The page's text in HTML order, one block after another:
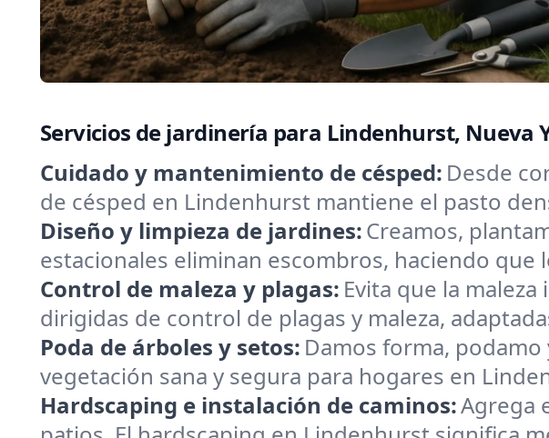
Servicios de jardinería para Lindenhurst, Nueva
Cuidado y mantenimiento de césped: Desde
de césped en Lindenhurst mantiene el pasto
Diseño y limpieza de jardines:Creamos,
estacionales eliminan escombros, haciendo
Control de maleza y plagas: Evita que la
dirigidas de control de plagas y maleza,
Poda de árboles y setos: Damos forma,
vegetación sana y segura para hogares en
Hardscaping e instalación de caminos:Agrega